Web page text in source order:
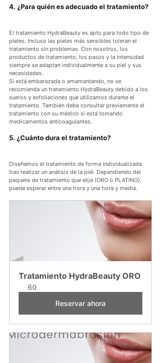
4. ¿Para quién es adecuado el tratamiento?
El tratamiento HydraBeauty es apto para todo tipo de
pieles. Incluso las pieles más sensibles toleran el
tratamiento sin problemas. Con nosotros, los
productos de tratamiento, los pasos y la intensidad
siempre se adaptan individualmente a su piel y sus
necesidades.
Si está embarazada o amamantando, no se
recomienda un tratamiento HydraBeauty debido a los
sueros y exfoliaciones que utilizamos durante el
tratamiento. También debe consultar previamente el
tratamiento con su médico si está tomando
medicamentos anticoagulantes.
5. ¿Cuánto dura el tratamiento?
Diseñamos el tratamiento de forma individualizada
tras realizar un análisis de la piel. Dependiendo del
paquete de tratamiento que elija (ORO o PLATINO),
puede esperar entre una hora y una hora y media.
Tratamiento HydraBeauty ORO
60
Reservar ahora